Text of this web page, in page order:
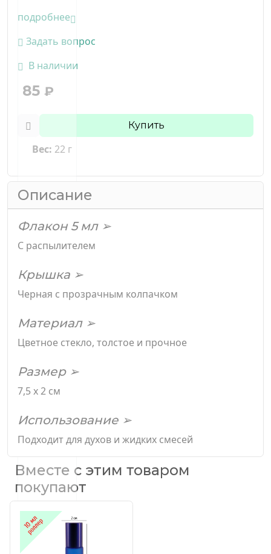
подробнее
Задать вопрос
В наличии
85 ₽
Купить
Вес: 22 г
Описание
Флакон 5 мл ➢
С распылителем
Крышка ➢
Черная с прозрачным колпачком
Материал ➢
Цветное стекло, толстое и прочное
Размер ➢
7,5 х 2 см
Использование ➢
Подходит для духов и жидких смесей
Вместе с этим товаром
покупают